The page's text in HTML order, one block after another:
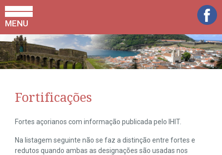
MENU
Fortificações
Fortes açorianos com informação publicada pelo IHIT.
Na listagem seguinte não se faz a distinção entre fortes e
redutos quando ambas as designações são usadas nos